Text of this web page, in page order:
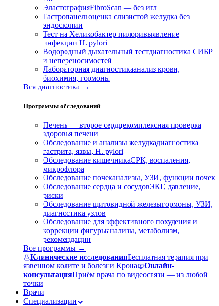
ЭластографияFibroScan — без игл
Гастропанельоценка слизистой желудка без
эндоскопии
Тест на Хеликобактер пилоривыявление
инфекции H. pylori
Водородный дыхательный тестдиагностика СИБР
и непереносимостей
Лабораторная диагностикаанализ крови,
биохимия, гормоны
Вся диагностика →
Программы обследований
Печень — второе сердцекомплексная проверка
здоровья печени
Обследование и анализы желудкадиагностика
гастрита, язвы, H. pylori
Обследование кишечникаСРК, воспаления,
микрофлора
Обследование почеканализы, УЗИ, функции почек
Обследование сердца и сосудовЭКГ, давление,
риски
Обследование щитовидной железыгормоны, УЗИ,
диагностика узлов
Обследование для эффективного похудения и
коррекции фигурыанализы, метаболизм,
рекомендации
Все программы →
Клинические исследованияБесплатная терапия при
язвенном колите и болезни Крона
Онлайн-
консультацияПриём врача по видеосвязи — из любой
точки
Врачи
Специализации